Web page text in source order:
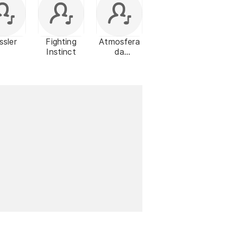
Fighting
Instinct
Atmosfera
da